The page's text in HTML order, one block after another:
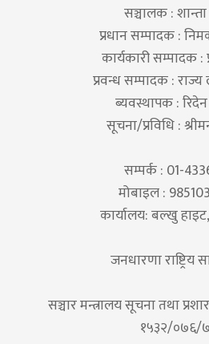
सञ्चालक :
प्रधान सम्पादक :
कार्यकारी सम्पादक :
प्रवन्ध सम्पादक : राज्य
ब्यवस्थापक :
सूचना/प्रविधि :
सम्पर्क : 01-
मोबाइल :
कार्यालय: बल्खु
जनधारणा राष्ट्रिय
सञ्चार मन्त्रालय सूचना तथा
१५३२/०७६/